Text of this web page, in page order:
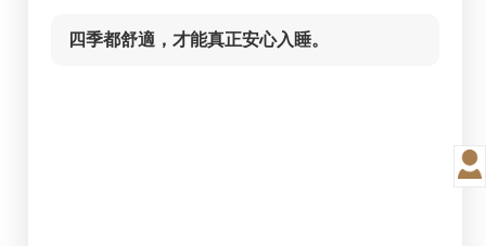
四季都舒適，才能真正安心入睡。